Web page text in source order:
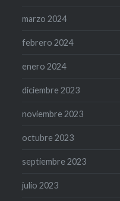
marzo 2024
febrero 2024
enero 2024
diciembre 2023
noviembre 2023
octubre 2023
septiembre 2023
julio 2023